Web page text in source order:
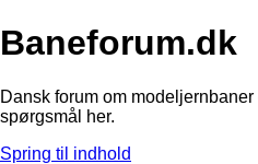
Baneforum.dk
Dansk forum om
spørgsmål her.
Spring til indhold